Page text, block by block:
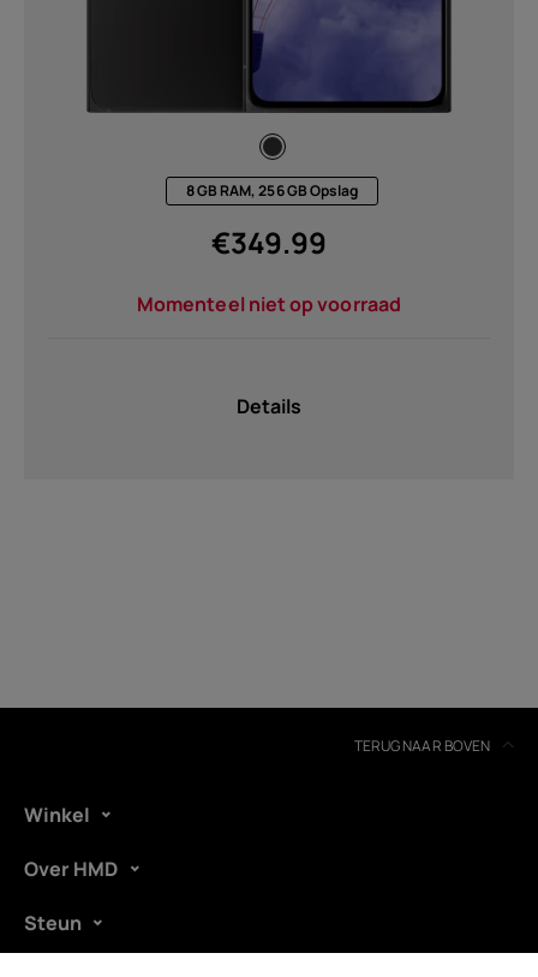
Recycling van apparaten
Zelfreparatie8 GB RAM, 256 GB Opslag
€349.99
Momenteel niet op voorraad
Details
TERUG NAAR BOVEN
Winkel
Over HMD
Steun